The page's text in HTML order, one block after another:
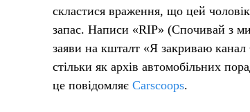
скластися враження, що цей
запас. Написи «RIP» (Спочивай з
заяви на кшталт «Я закриваю канал
стільки як архів автомобільних
це повідомляє Carscoops.